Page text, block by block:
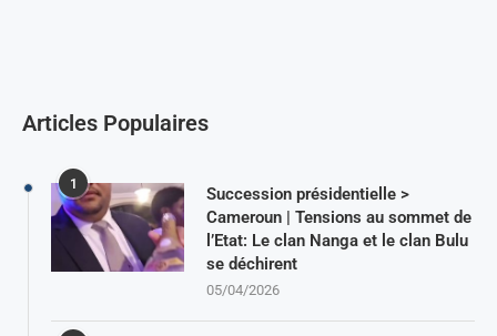
Articles Populaires
1
Succession présidentielle >
Cameroun | Tensions au sommet de
l’Etat: Le clan Nanga et le clan Bulu
se déchirent
05/04/2026